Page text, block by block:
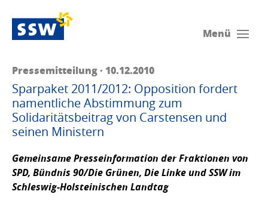
Menü
Pressemitteilung · 10.12.2010
Sparpaket 2011/2012: Opposition fordert
namentliche Abstimmung zum
Solidaritätsbeitrag von Carstensen und
seinen Ministern
Gemeinsame Presseinformation der Fraktionen von
SPD, Bündnis 90/Die Grünen, Die Linke und SSWim
Schleswig-Holsteinischen Landtag